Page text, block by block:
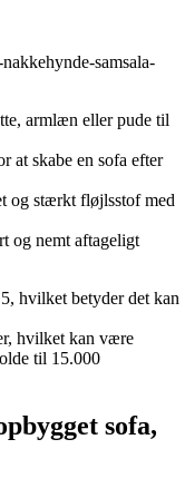
samsala-
armlæn eller pude til
at skabe en sofa efter
og stærkt fløjlsstof med
og nemt aftageligt
hvilket betyder det kan
hvilket kan være
til 15.000
sofa,